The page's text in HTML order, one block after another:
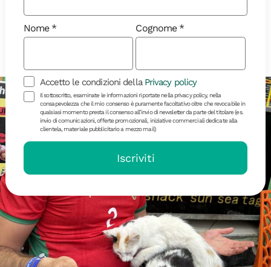
Nome Cognome
Accetto le condizioni della Privacy policy
Il sottoscritto, esaminate le informazioni riportate nella privacy policy, nella
consapevolezza che il mio consenso è puramente facoltativo oltre che revocabile in
qualsiasi momento presta il consenso all’invio di newsletter da parte del titolare (es.
invio di comunicazioni, offerte promozionali, iniziative commerciali dedicate alla
clientela, materiale pubblicitario a mezzo mail)
Iscriviti